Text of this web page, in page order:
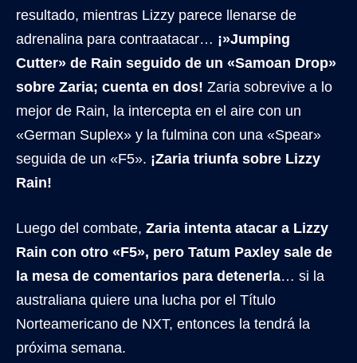
resultado, mientras Lizzy parece llenarse de
adrenalina para contraatacar… ¡»Jumping
Cutter» de Rain seguido de un «Samoan Drop»
sobre Zaria; cuenta en dos! Zaria sobrevive a lo
mejor de Rain, la intercepta en el aire con un
«German Suplex» y la fulmina con una «Spear»
seguida de un «F5». ¡Zaria triunfa sobre Lizzy
Rain!
Luego del combate, Zaria intenta atacar a Lizzy
Rain con otro «F5», pero Tatum Paxley sale de
la mesa de comentarios para detenerla… si la
australiana quiere una lucha por el Título
Norteamericano de NXT, entonces la tendrá la
próxima semana.